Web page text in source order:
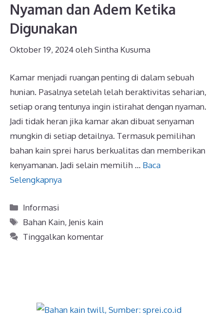
Nyaman dan Adem Ketika
Digunakan
Oktober 19, 2024olehSintha Kusuma
Kamar menjadi ruangan penting di dalam sebuah
hunian. Pasalnya setelah lelah beraktivitas seharian,
setiap orang tentunya ingin istirahat dengan nyaman.
Jadi tidak heran jika kamar akan dibuat senyaman
mungkin di setiap detailnya. Termasuk pemilihan
bahan kain sprei harus berkualitas dan memberikan
kenyamanan. Jadi selain memilih … Baca
Selengkapnya
Kategori
Informasi
Tag
Bahan Kain, Jenis kain
Tinggalkan komentar